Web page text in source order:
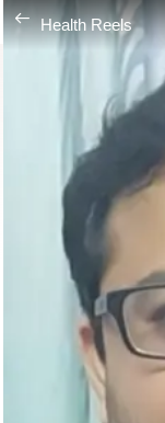
Health Reels